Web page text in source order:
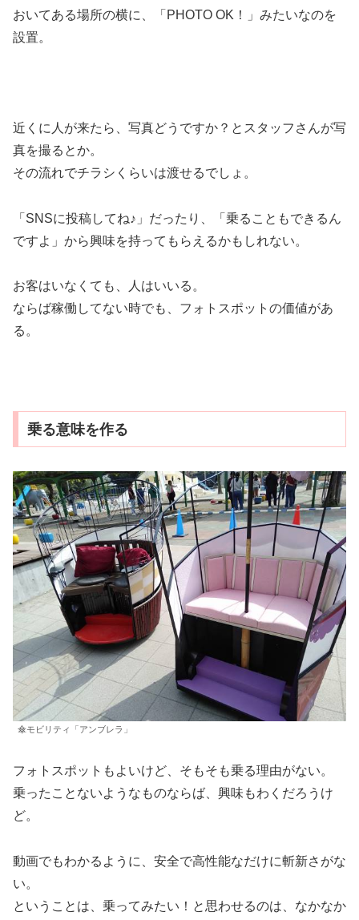
おいてある場所の横に、「PHOTO OK！」みたいなのを
設置。
近くに人が来たら、写真どうですか？とスタッフさんが写
真を撮るとか。
その流れでチラシくらいは渡せるでしょ。
「SNSに投稿してね♪」だったり、「乗ることもできるん
ですよ」から興味を持ってもらえるかもしれない。
お客はいなくても、人はいいる。
ならば稼働してない時でも、フォトスポットの価値があ
る。
乗る意味を作る
傘モビリティ「アンブレラ」
フォトスポットもよいけど、そもそも乗る理由がない。
乗ったことないようなものならば、興味もわくだろうけ
ど。
動画でもわかるように、安全で高性能なだけに斬新さがな
い。
ということは、乗ってみたい！と思わせるのは、なかなか